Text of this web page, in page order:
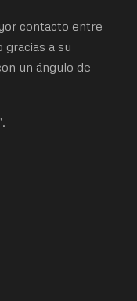
contacto entre
a su
un ángulo de